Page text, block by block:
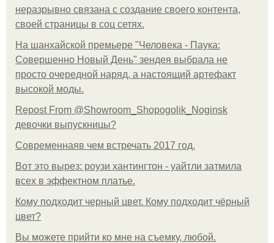
неразрывно связана с создание своего контента,
своей страницы в соц сетях.
На шанхайской премьере "Человека - Паука:
Совершенно Новый День" зендея выбрала не
просто очередной наряд, а настоящий артефакт
высокой моды.
Repost From @Showroom_Shopogolik_Noginsk
девочки выпускницы?
Современнаяв чем встречать 2017 год.
Вот это вырез: роузи хантингтон - уайтли затмила
всех в эффектном платьe.
Кому подходит черный цвет. Кому подходит чёрный
цвет?
Вы можете прийти ко мне на съемку, любой.